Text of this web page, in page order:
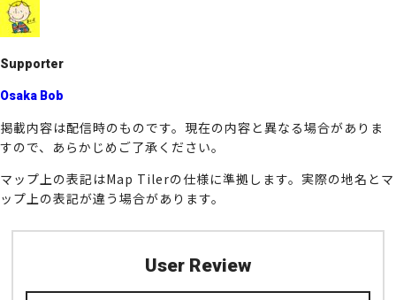
k
Supporter
Osaka Bob
掲載内容は配信時のものです。現在の内容と異なる場合がありま
すので、あらかじめご了承ください。
マップ上の表記はMap Tilerの仕様に準拠します。実際の地名とマ
ップ上の表記が違う場合があります。
User Review